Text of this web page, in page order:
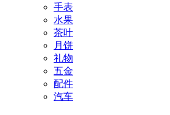
手表
水果
茶叶
月饼
礼物
五金
配件
汽车